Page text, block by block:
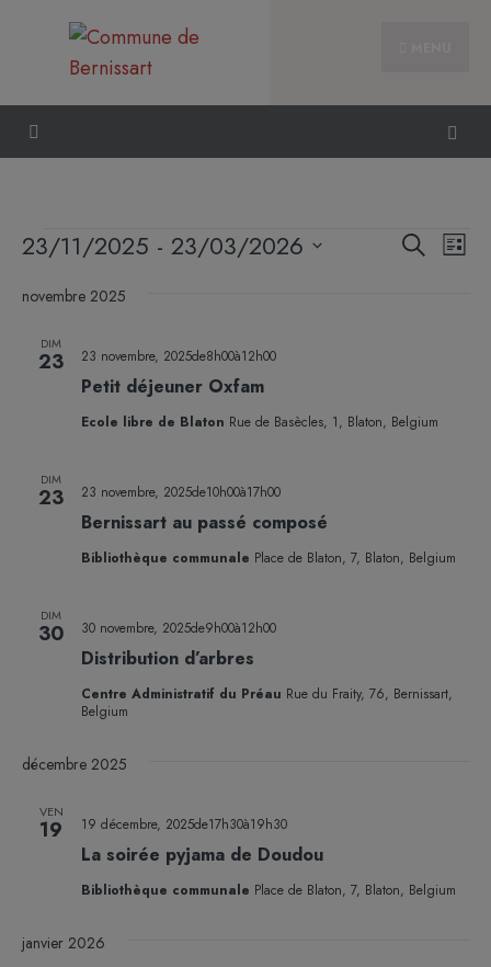
Recherche
Liste
23/11/2025 - 23/03/2026
une
date.
novembre 2025
DIM
23
Petit déjeuner Oxfam
23 novembre, 2025de8h00à12h00
Ecole libre de Blaton Rue de Basècles, 1, Blaton, Belgium
DIM
23
Bernissart au passé composé
23 novembre, 2025de10h00à17h00
Bibliothèque communale Place de Blaton, 7, Blaton, Belgium
DIM
30
Distribution d’arbres
30 novembre, 2025de9h00à12h00
Centre Administratif du Préau Rue du Fraity, 76, Bernissart,
Belgium
décembre 2025
VEN
19
La soirée pyjama de Doudou
19 décembre, 2025de17h30à19h30
Bibliothèque communale Place de Blaton, 7, Blaton, Belgium
janvier 2026